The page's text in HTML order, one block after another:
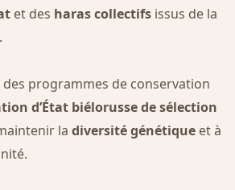
et des haras collectifsissus de la
programmes de conservation
d’État biélorusse de sélection
la diversité génétiqueet à